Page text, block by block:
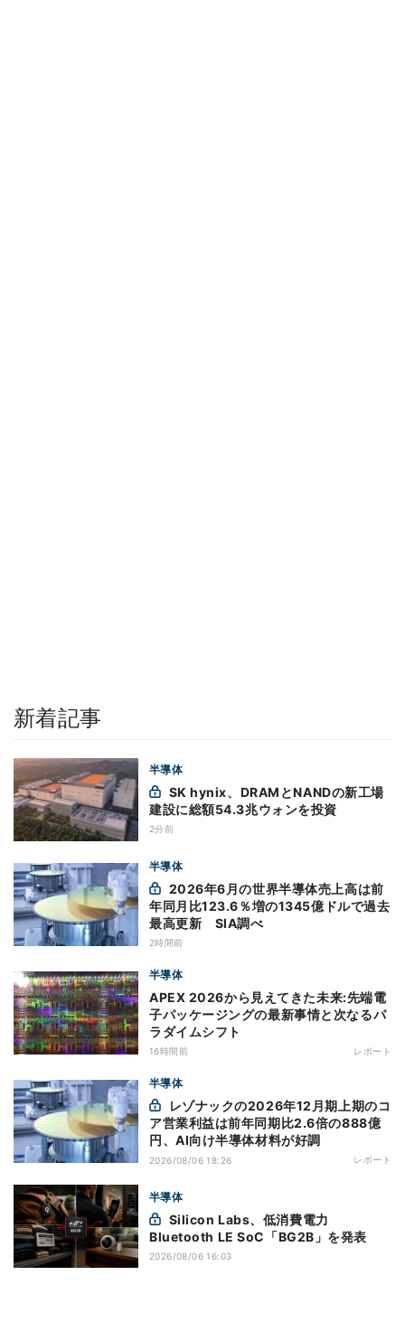
新着記事
半導体
建設に総額54.3兆ウォンを投資
2分前
半導体
年同月比123.6％増の1345億ドルで過去
最高更新 SIA調べ
2時間前
半導体
APEX 2026から見えてきた未来:先端電
子パッケージングの最新事情と次なるパ
ラダイムシフト
16時間前 レポート
半導体
ア営業利益は前年同期比2.6倍の888億
円、AI向け半導体材料が好調
2026/08/06 18:26 レポート
半導体
Bluetooth LE SoC「BG2B」を発表
2026/08/06 16:03